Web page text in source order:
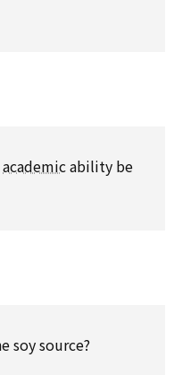
academicability be
soy source?